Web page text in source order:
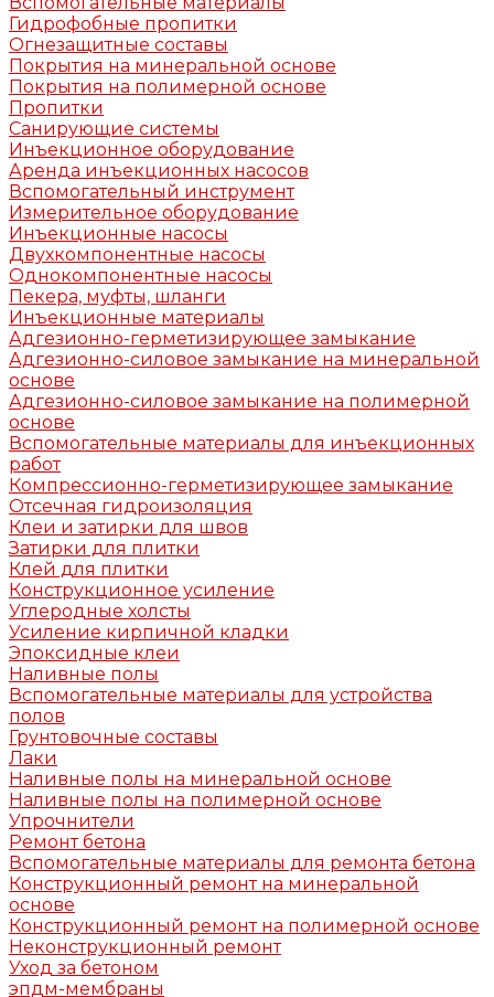
Гидрофобные пропитки
Огнезащитные составы
Покрытия на минеральной основе
Покрытия на полимерной основе
Пропитки
Санирующие системы
Инъекционное оборудование
Аренда инъекционных насосов
Вспомогательный инструмент
Измерительное оборудование
Инъекционные насосы
Двухкомпонентные насосы
Однокомпонентные насосы
Пекера, муфты, шланги
Инъекционные материалы
Адгезионно-герметизирующее замыкание
Адгезионно-силовое замыкание на минеральной
основе
Адгезионно-силовое замыкание на полимерной
основе
Вспомогательные материалы для инъекционных
работ
Компрессионно-герметизирующее замыкание
Отсечная гидроизоляция
Клеи и затирки для швов
Затирки для плитки
Клей для плитки
Конструкционное усиление
Углеродные холсты
Усиление кирпичной кладки
Эпоксидные клеи
Наливные полы
Вспомогательные материалы для устройства
полов
Грунтовочные составы
Лаки
Наливные полы на минеральной основе
Наливные полы на полимерной основе
Упрочнители
Ремонт бетона
Вспомогательные материалы для ремонта бетона
Конструкционный ремонт на минеральной
основе
Конструкционный ремонт на полимерной основе
Неконструкционный ремонт
Уход за бетоном
эпдм-мембраны